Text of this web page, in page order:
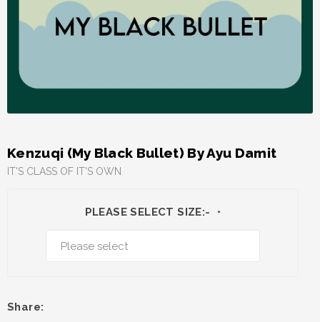
Kenzuqi (My Black Bullet) By Ayu Damit
IT'S CLASS OF IT'S OWN
PLEASE SELECT SIZE:- *
Share: